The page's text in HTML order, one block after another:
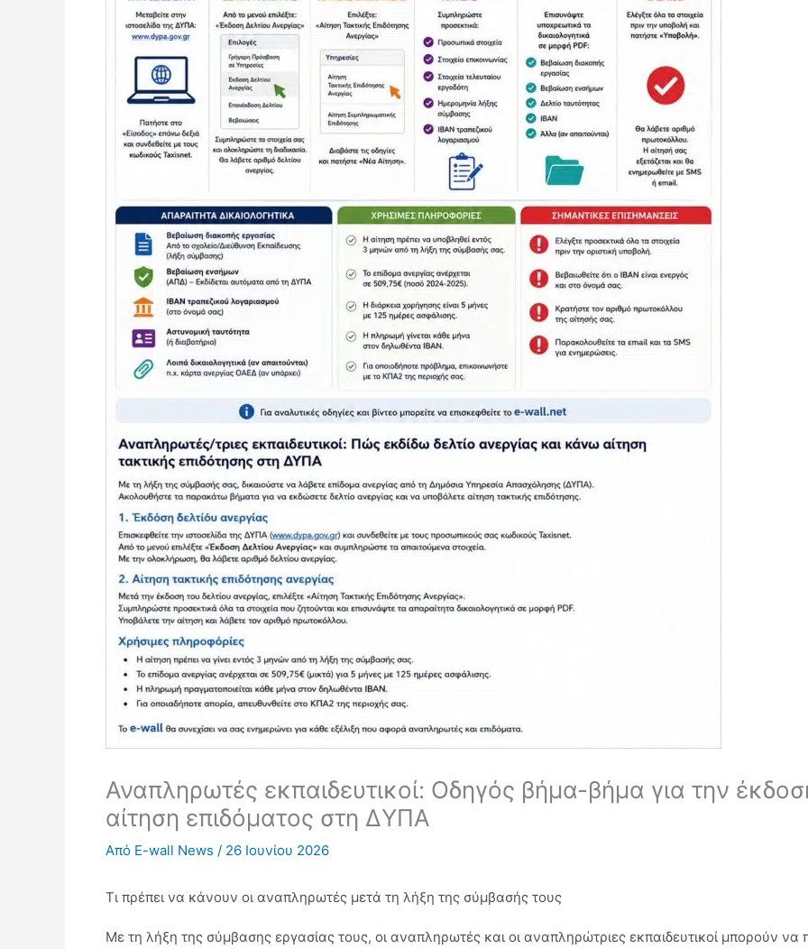
Αναπληρωτές εκπαιδευτικοί: Οδηγός βήμα-βήμα για την
αίτηση επιδόματος στη ΔΥΠΑ
Από E-wall News / 26 Ιουνίου 2026
Τι πρέπει να κάνουν οι αναπληρωτές μετά τη λήξη της σύμβασής τους
Με τη λήξη της σύμβασης εργασίας τους, οι αναπληρωτές και οι αναπληρώτριες εκπαιδευτικοί μπορούν